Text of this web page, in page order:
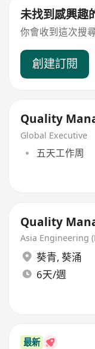
未找到感興趣
你會收到這次搜
創建訂閱
Quality
Global Executive
五天工作周
Quality
Asia Engineering
葵青, 葵涌
6天/週
最新